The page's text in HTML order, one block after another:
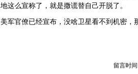
这么宣称了，就是撒谎替自己开脱了。
军官僚已经宣布，没啥卫星看不到机密，
留言时间